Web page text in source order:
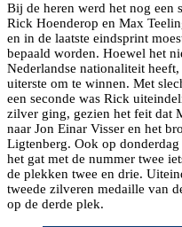
Bij de heren werd het nog een
Rick Hoenderop en Max
en in de laatste eindsprint
bepaald worden. Hoewel het
Nederlandse nationaliteit
uiterste om te winnen. Met
een seconde was Rick
zilver ging, gezien het feit dat
naar Jon Einar Visser en het
Ligtenberg. Ook op
het gat met de nummer twee
de plekken twee en drie.
tweede zilveren medaille van
op de derde plek.